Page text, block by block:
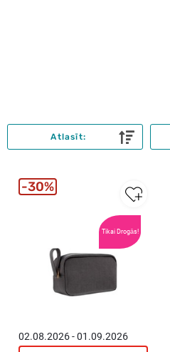
Atlasīt:
Tikai Drogās!
02.08.2026 - 01.09.2026
30%